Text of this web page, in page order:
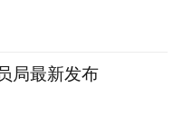
局最新发布